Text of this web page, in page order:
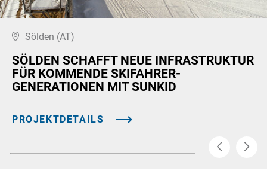
Sölden (AT)
SÖLDEN SCHAFFT NEUE INFRASTRUKTUR
FÜR KOMMENDE SKIFAHRER-
GENERATIONEN MIT SUNKID
PROJEKTDETAILS